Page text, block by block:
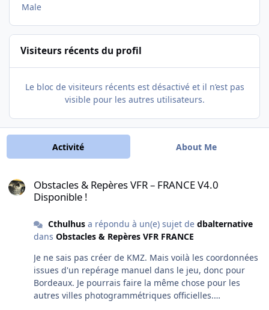
Male
Visiteurs récents du profil
Le bloc de visiteurs récents est désactivé et il n’est pas
visible pour les autres utilisateurs.
Activité About Me
Obstacles & Repères VFR – FRANCE V4.0
Disponible !
Cthulhusa répondu à un(e) sujet de dbalternative
dans Obstacles & Repères VFR FRANCE
Je ne sais pas créer de KMZ. Mais voilà les coordonnées
issues d'un repérage manuel dans le jeu, donc pour
Bordeaux. Je pourrais faire la même chose pour les
autres villes photogrammétriques officielles.